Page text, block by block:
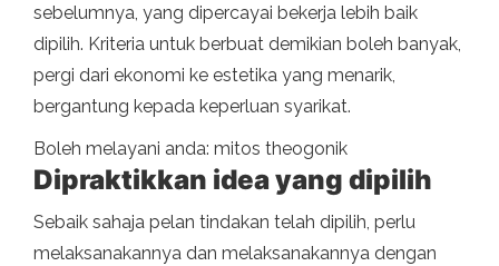
sebelumnya, yang dipercayai bekerja lebih baik
dipilih. Kriteria untuk berbuat demikian boleh banyak,
pergi dari ekonomi ke estetika yang menarik,
bergantung kepada keperluan syarikat.
Boleh melayani anda: mitos theogonik
Dipraktikkan idea yang dipilih
Sebaik sahaja pelan tindakan telah dipilih, perlu
melaksanakannya dan melaksanakannya dengan